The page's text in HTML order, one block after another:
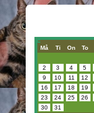
Må Ti On To
2
3 4 5
9
10 11 12
16
17 18 19
23
24 25 26
30
31